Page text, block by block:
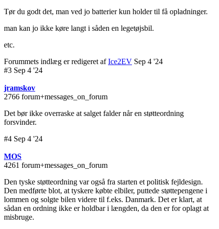
Tør du godt det, man ved jo batterier kun holder til få opladninger.
man kan jo ikke køre langt i såden en legetøjsbil.
etc.
Forummets indlæg er redigeret afIce2EV Sep 4 '24
#3 Sep 4 '24
jramskov
2766 forum+messages_on_forum
Det bør ikke overraske at salget falder når en støtteordning
forsvinder.
#4 Sep 4 '24
MOS
4261 forum+messages_on_forum
Den tyske støtteordning var også fra starten et politisk fejldesign.
Den medførte blot, at tyskere købte elbiler, puttede støttepengene i
lommen og solgte bilen videre til f.eks. Danmark. Det er klart, at
sådan en ordning ikke er holdbar i længden, da den er for oplagt at
misbruge.